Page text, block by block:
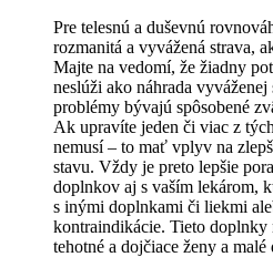
Pre telesnú a duševnú
rozmanitá a vyvážená strava,
Majte na vedomí, že žiadny
neslúži ako náhrada
problémy bývajú spôsobené
Ak upravíte jeden či viac z
nemusí – to mať vplyv na
stavu. Vždy je preto lepšie
doplnkov aj s vaším lekárom,
s inými doplnkami či liekmi
kontraindikácie. Tieto doplnky
tehotné a dojčiace ženy a malé